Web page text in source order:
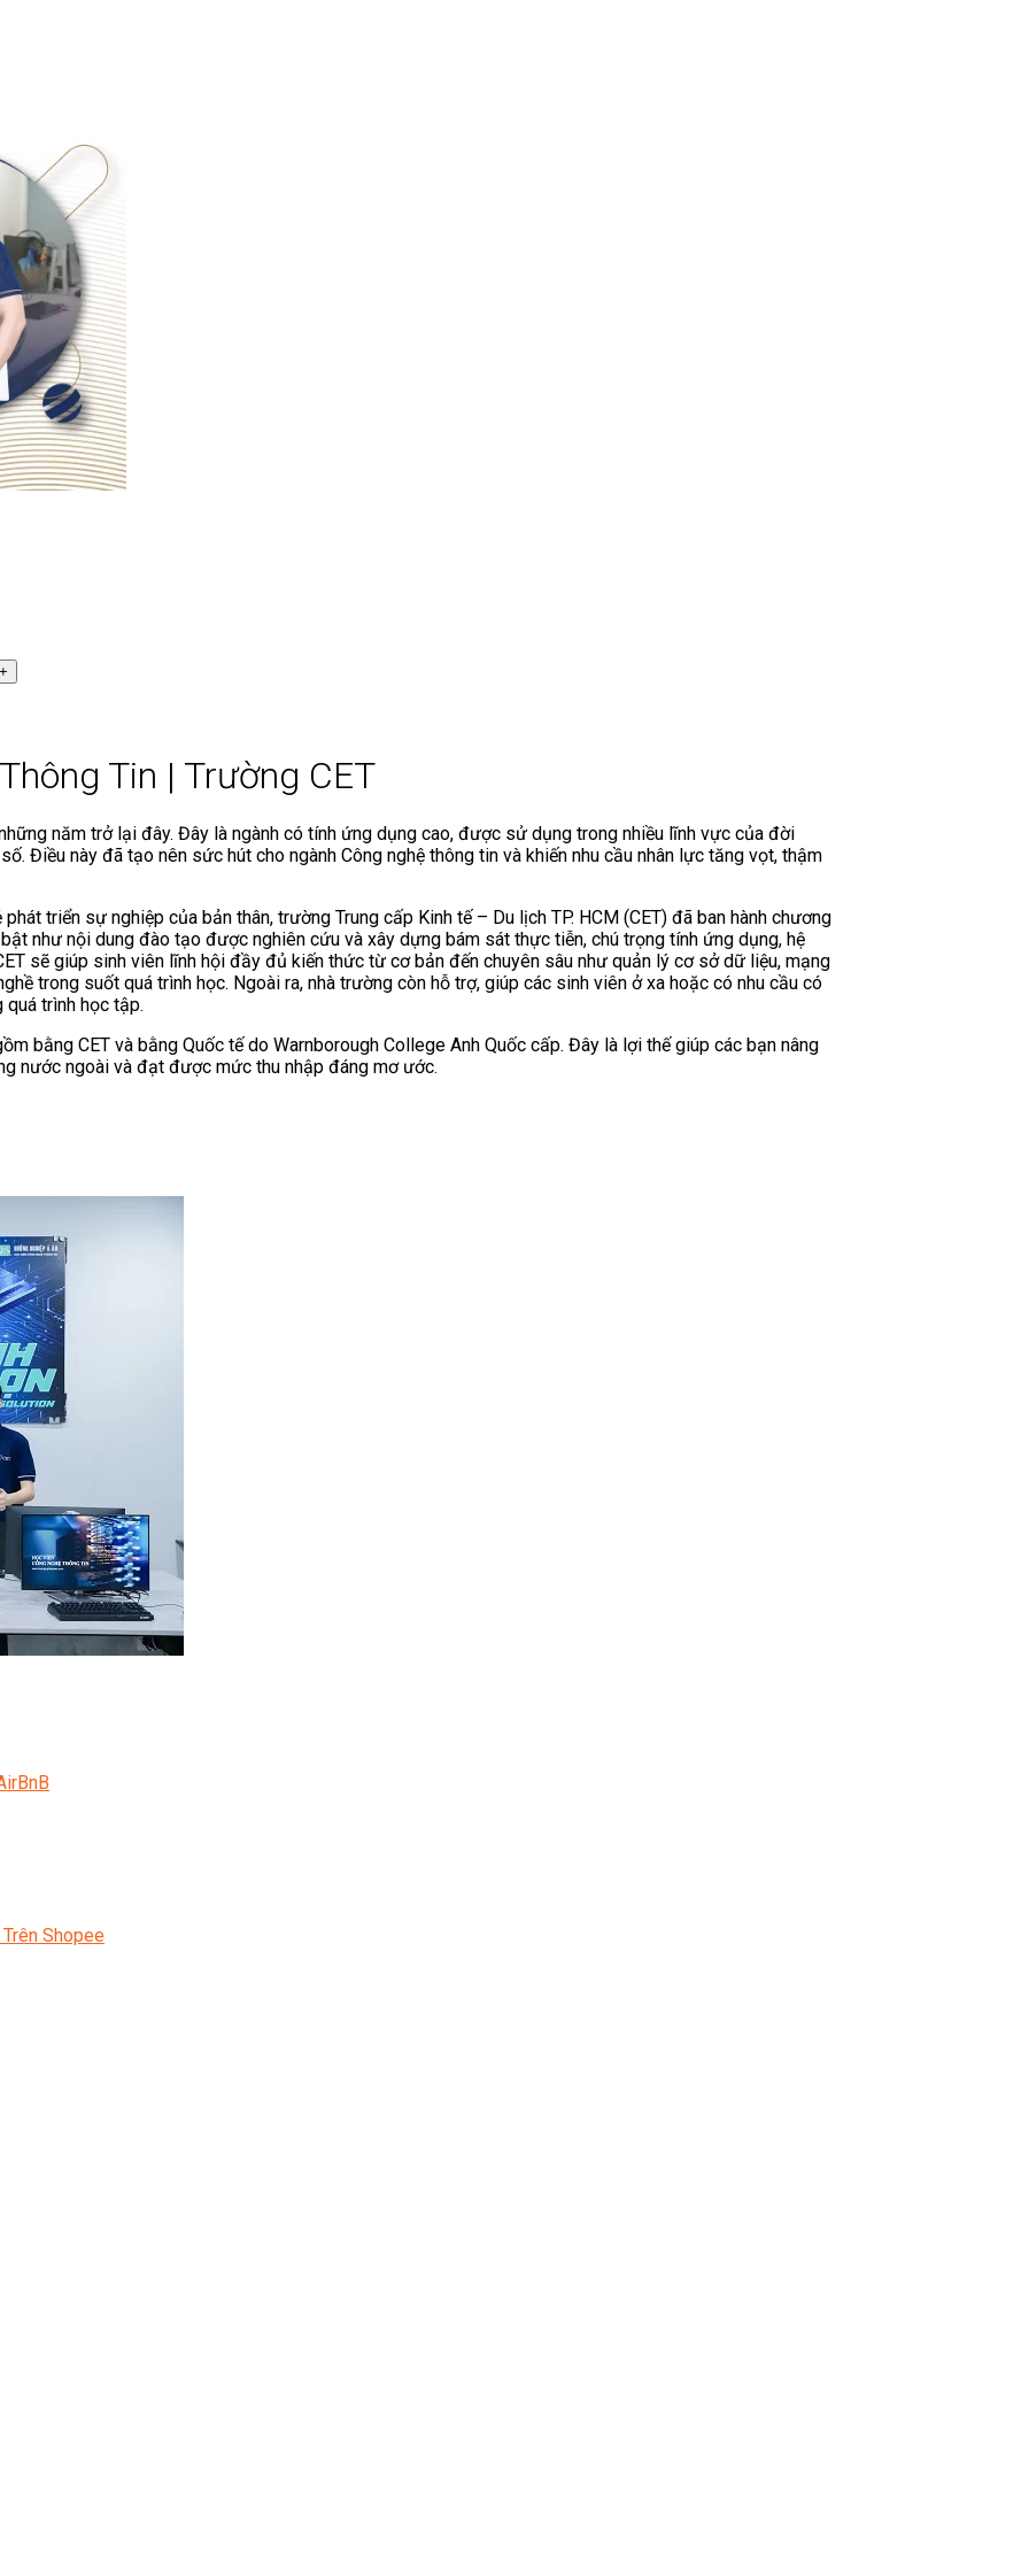
Shopee
Tin | Trường CET
năm trở lại đây. Đây là ngành có tính ứng dụng cao, được sử dụng trong nhiều lĩnh vực của đời
Điều này đã tạo nên sức hút cho ngành Công nghệ thông tin và khiến nhu cầu nhân lực tăng vọt, thậm
triển sự nghiệp của bản thân, trường Trung cấp Kinh tế – Du lịch TP. HCM (CET) đã ban hành chương
như nội dung đào tạo được nghiên cứu và xây dựng bám sát thực tiễn, chú trọng tính ứng dụng, hệ
sẽ giúp sinh viên lĩnh hội đầy đủ kiến thức từ cơ bản đến chuyên sâu như quản lý cơ sở dữ liệu, mạng
trong suốt quá trình học. Ngoài ra, nhà trường còn hỗ trợ, giúp các sinh viên ở xa hoặc có nhu cầu có
trình học tập.
bằng CET và bằng Quốc tế do Warnborough College Anh Quốc cấp. Đây là lợi thế giúp các bạn nâng
nước ngoài và đạt được mức thu nhập đáng mơ ước.